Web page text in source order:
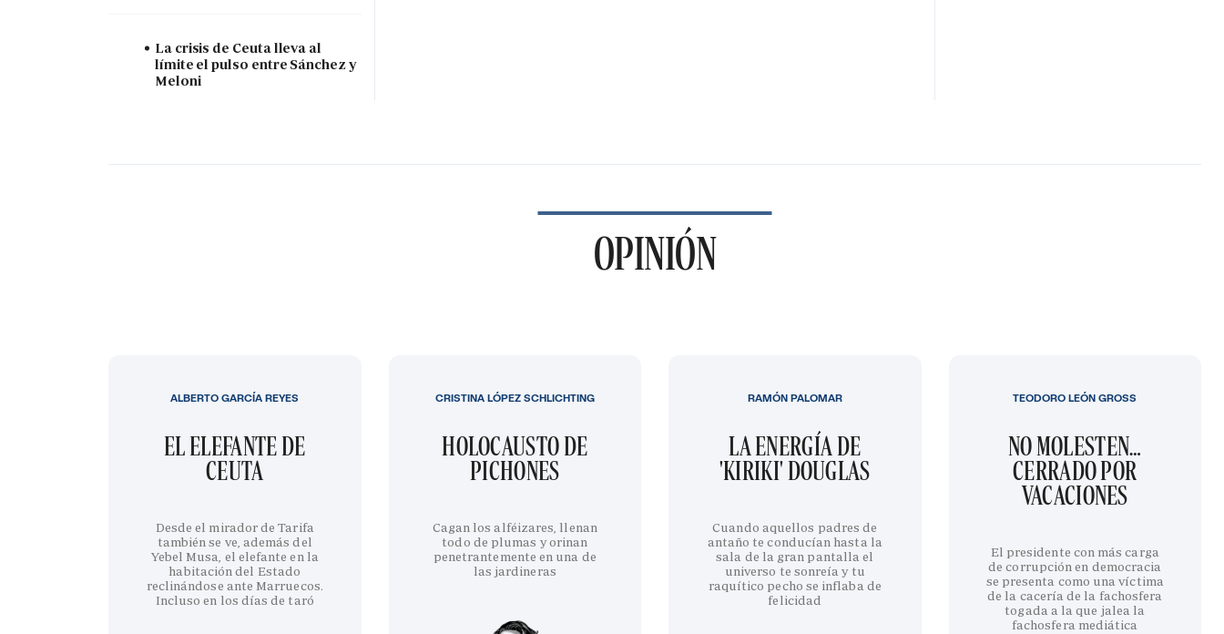
La crisis de Ceuta lleva al
límite el pulso entre Sánchez y
Meloni
OPINIÓN
EL ELEFANTE DE
CEUTA
Desde el mirador de Tarifa
también se ve, además del
Yebel Musa, el elefante en la
habitación del Estado
reclinándose ante Marruecos.
Incluso en los días de taró
ALBERTO GARCÍA REYES
HOLOCAUSTO DE
PICHONES
Cagan los alféizares, llenan
todo de plumas y orinan
penetrantemente en una de
las jardineras
CRISTINA LÓPEZ SCHLICHTING
LA ENERGÍA DE
'KIRIKI' DOUGLAS
Cuando aquellos padres de
antaño te conducían hasta la
sala de la gran pantalla el
universo te sonreía y tu
raquítico pecho se inflaba de
felicidad
RAMÓN PALOMAR
NO MOLESTEN…
CERRADO POR
VACACIONES
El presidente con más carga
de corrupción en democracia
se presenta como una víctima
de la cacería de la fachosfera
togada a la que jalea la
fachosfera mediática
TEODORO LEÓN GROSS